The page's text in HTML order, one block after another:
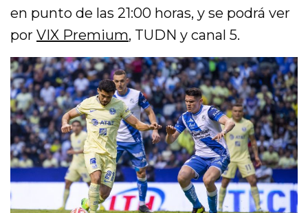
en punto de las 21:00 horas, y se podrá ver
porVIX Premium, TUDN y canal 5.